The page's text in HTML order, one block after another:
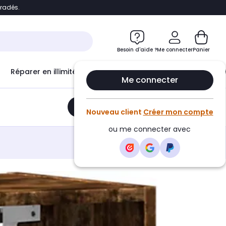
Accéder directement au chatbot
Besoin d'aide ?Me connecter
Me connecter
Nouveau client Créer mon compte
ou me connecter avec
Panier
Réparer en illimité avec Le Club Infinity
Ajouter au panier